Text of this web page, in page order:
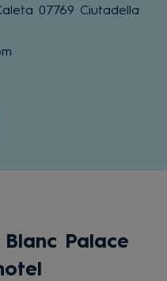
07769 Ciutadella
Palace